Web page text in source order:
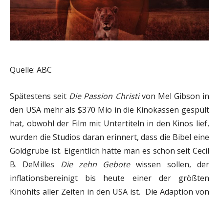
Quelle: ABC
Spätestens seit Die Passion Christivon Mel Gibson in
den USA mehr als $370 Mio in die Kinokassen gespült
hat, obwohl der Film mit Untertiteln in den Kinos lief,
wurden die Studios daran erinnert, dass die Bibel eine
Goldgrube ist. Eigentlich hätte man es schon seit Cecil
B. DeMilles Die zehn Gebotewissen sollen, der
inflationsbereinigt bis heute einer der größten
Kinohits aller Zeiten in den USA ist. Die Adaption von